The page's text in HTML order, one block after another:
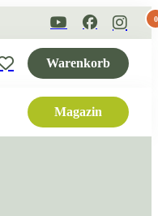
Warenkorb
0
Magazin